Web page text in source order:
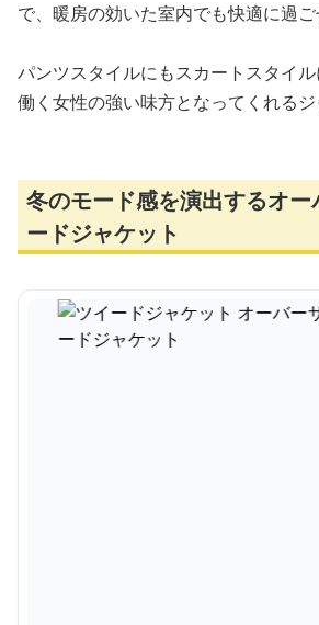
で、暖房の効いた室内でも快適に過ご
パンツスタイルにもスカートスタイル
働く女性の強い味方となってくれるジ
冬のモード感を演出するオー
ードジャケット